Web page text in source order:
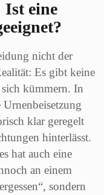
Ist eine
nicht der
Es gibt keine
kümmern. In
klar geregelt
hinterlässt.
hat auch eine
an einem
sondern